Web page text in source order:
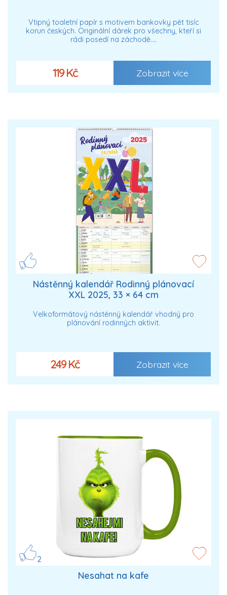
Vtipný toaletní papír s motivem bankovky pět tisíc
korun českých. Originální dárek pro všechny, kteří si
rádi posedí na záchodě.…
119 Kč Zobrazit více
Nástěnný kalendář Rodinný plánovací
XXL 2025, 33 × 64 cm
Velkoformátový nástěnný kalendář vhodný pro
plánování rodinných aktivit.
249 Kč Zobrazit více
2
Nesahat na kafe